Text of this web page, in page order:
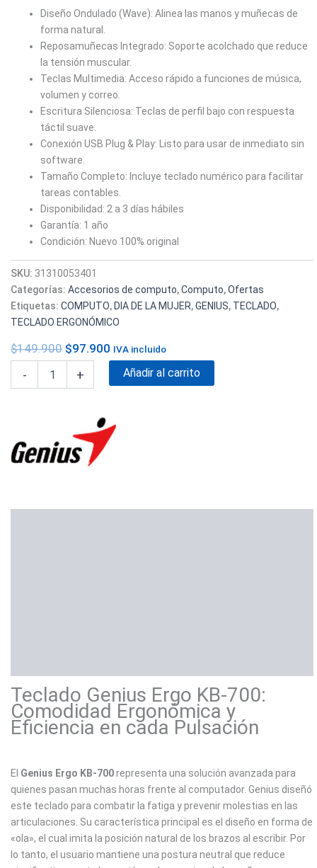
Diseño Ondulado (Wave): Alinea las manos y muñecas de
forma natural.
Reposamuñecas Integrado: Soporte acolchado que reduce
la tensión muscular.
Teclas Multimedia: Acceso rápido a funciones de música,
volumen y correo.
Escritura Silenciosa: Teclas de perfil bajo con respuesta
táctil suave.
Conexión USB Plug & Play: Listo para usar de inmediato sin
software.
Tamaño Completo: Incluye teclado numérico para facilitar
tareas contables.
Disponibilidad: 2 a 3 días hábiles
Garantía: 1 año
Condición: Nuevo 100% original
SKU: 31310053401
Categorías: Accesorios de computo,Computo,Ofertas
Etiquetas: COMPUTO, DIA DE LA MUJER,GENIUS, TECLADO,
TECLADO ERGONÓMICO
$149.900 $97.900 IVA incluido
- + Añadir al carrito
Teclado Genius Ergo KB-700:
Comodidad Ergonómica y
Eficiencia en cada Pulsación
El Genius Ergo KB-700representa una solución avanzada para
quienes pasan muchas horas frente al computador. Genius diseñó
este teclado para combatir la fatiga y prevenir molestias en las
articulaciones. Su característica principal es el diseño en forma de
«ola», el cual imita la posición natural de los brazos al escribir. Por
lo tanto, el usuario mantiene una postura neutral que reduce